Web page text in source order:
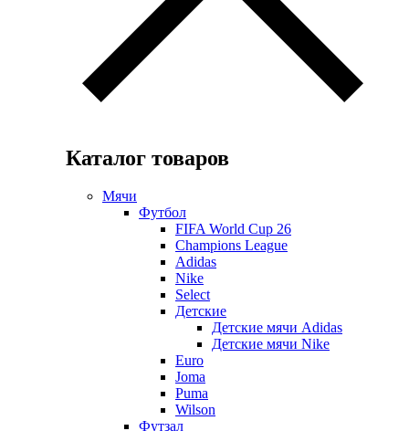
Каталог товаров
Мячи
Футбол
FIFA World Cup 26
Champions League
Adidas
Nike
Select
Детские
Детские мячи Adidas
Детские мячи Nike
Euro
Joma
Puma
Wilson
Футзал